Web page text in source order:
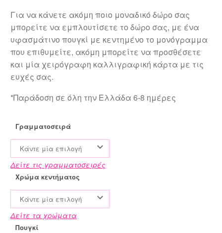
Για να κάνετε ακόμη ποιο μοναδικό δώρο σας
μπορείτε να εμπλουτίσετε το δώρο σας, με ένα
υφασμάτινο πουγκί με κεντημένο το μονόγραμμα
που επιθυμείτε, ακόμη μπορείτε να προσθέσετε
και μία χειρόγραφη καλλιγραφική κάρτα με τις
ευχές σας.
*Παράδοση σε όλη την Ελλάδα 6-8 ημέρες
Γραμματοσειρά
Κάντε μία επιλογή
Δείτε τις γραμματοσειρές
Χρώμα κεντήματος
Κάντε μία επιλογή
Δείτε τα χρώματα
Πουγκί